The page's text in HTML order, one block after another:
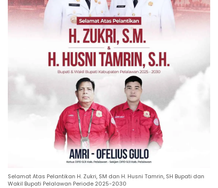
Selamat Atas Pelantikan H. Zukri, SM dan H. Husni Tamrin, SH Bupati dan
Wakil Bupati Pelalawan Periode 2025-2030